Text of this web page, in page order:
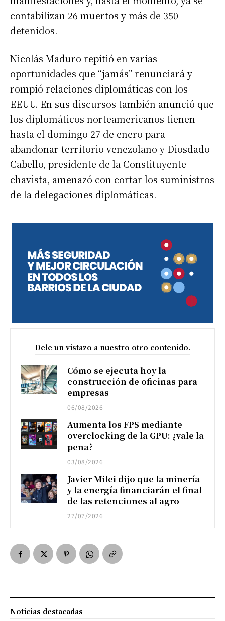
contabilizan 26 muertos y más de 350
detenidos.
Nicolás Maduro repitió en varias
oportunidades que “jamás” renunciará y
rompió relaciones diplomáticas con los
EEUU. En sus discursos también anunció que
los diplomáticos norteamericanos tienen
hasta el domingo 27 de enero para
abandonar territorio venezolano y Diosdado
Cabello, presidente de la Constituyente
chavista, amenazó con cortar los suministros
de la delegaciones diplomáticas.
Dele un vistazo a nuestro otro contenido.
Cómo se ejecuta hoy la
construcción de oficinas para
empresas
06/08/2026
Aumenta los FPS mediante
overclocking de la GPU: ¿vale la
pena?
03/08/2026
Javier Milei dijo que la minería
y la energía financiarán el final
de las retenciones al agro
27/07/2026
Noticias destacadas